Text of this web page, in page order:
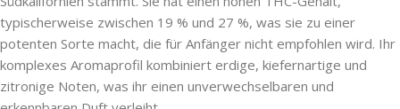
typischerweise zwischen 19 % und 27 %, was sie zu einer
potenten Sorte macht, die für Anfänger nicht empfohlen wird. Ihr
komplexes Aromaprofil kombiniert erdige, kiefernartige und
zitronige Noten, was ihr einen unverwechselbaren und